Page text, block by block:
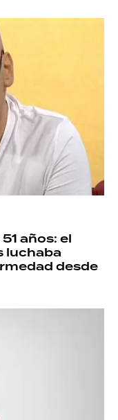
años: el
luchaba
desde